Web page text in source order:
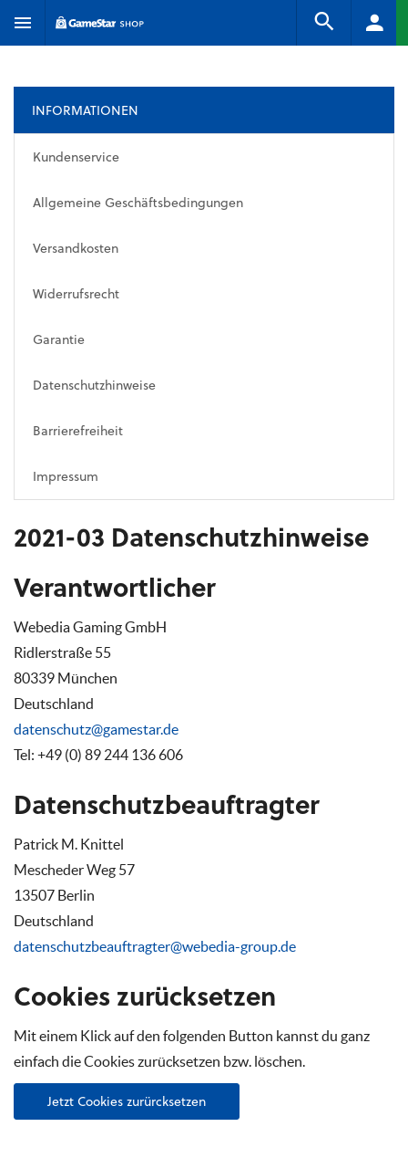
INFORMATIONEN
Kundenservice
Allgemeine Geschäftsbedingungen
Versandkosten
Widerrufsrecht
Garantie
Datenschutzhinweise
Barrierefreiheit
Impressum
2021-03 Datenschutzhinweise
Verantwortlicher
Webedia Gaming GmbH
Ridlerstraße 55
80339 München
Deutschland
datenschutz@gamestar.de
Tel: +49 (0) 89 244 136 606
Datenschutzbeauftragter
Patrick M. Knittel
Mescheder Weg 57
13507 Berlin
Deutschland
datenschutzbeauftragter@webedia-group.de
Cookies zurücksetzen
Mit einem Klick auf den folgenden Button kannst du ganz
einfach die Cookies zurücksetzen bzw. löschen.
Jetzt Cookies zurürcksetzen